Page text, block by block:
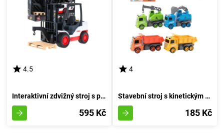
4.5
Interaktivní zdvižný stroj s pohyblivými rameny
595 Kč
4
Stavební stroj s kinetickým pohonem 12 cm - bagr
185 Kč